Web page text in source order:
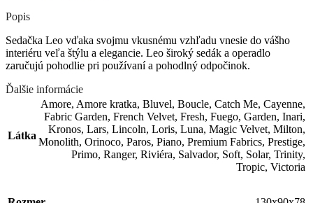
Popis
Sedačka Leo vďaka svojmu vkusnému vzhľadu vnesie do vášho
interiéru veľa štýlu a elegancie. Leo široký sedák a operadlo
zaručujú pohodlie pri používaní a pohodlný odpočinok.
Ďalšie informácie
Látka
Amore, Amore kratka, Bluvel, Boucle, Catch Me, Cayenne,
Fabric Garden, French Velvet, Fresh, Fuego, Garden, Inari,
Kronos, Lars, Lincoln, Loris, Luna, Magic Velvet, Milton,
Monolith, Orinoco, Paros, Piano, Premium Fabrics, Prestige,
Primo, Ranger, Riviéra, Salvador, Soft, Solar, Trinity,
Tropic, Victoria